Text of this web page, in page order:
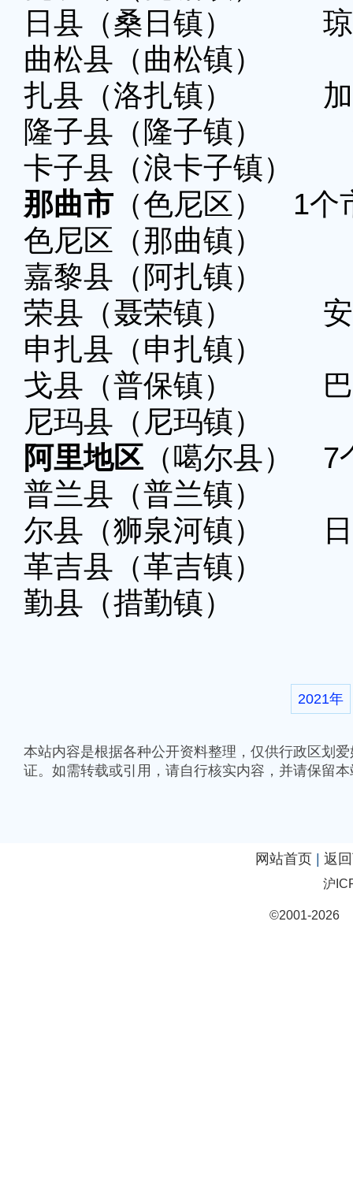
日县（桑日镇） 琼
曲松县（曲松镇
扎县（洛扎镇） 加
隆子县（隆子镇
卡子县（浪卡子镇）
那曲市 （色尼区） 1个
色尼区（那曲镇）
嘉黎县（阿扎镇
荣县（聂荣镇） 安
申扎县（申扎镇
戈县（普保镇） 巴
尼玛县（尼玛镇）
阿里地区 （噶尔县） 7
普兰县（普兰镇
尔县（狮泉河镇） 日
革吉县（革吉镇
勤县（措勤镇）
2021年
本站内容是根据各种公开资料整理，仅供行政区划
证。如需转载或引用，请自行核实内容，并请保留
网站首页 返
沪
©2001-2026